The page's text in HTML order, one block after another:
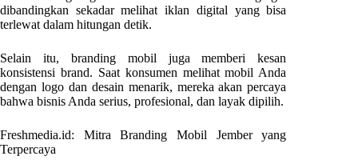
dibandingkan sekadar melihat iklan digital yang bisa
terlewat dalam hitungan detik.
Selain itu, branding mobil juga memberi kesan
konsistensi brand. Saat konsumen melihat mobil Anda
dengan logo dan desain menarik, mereka akan percaya
bahwa bisnis Anda serius, profesional, dan layak dipilih.
Freshmedia.id: Mitra Branding Mobil Jember yang
Terpercaya